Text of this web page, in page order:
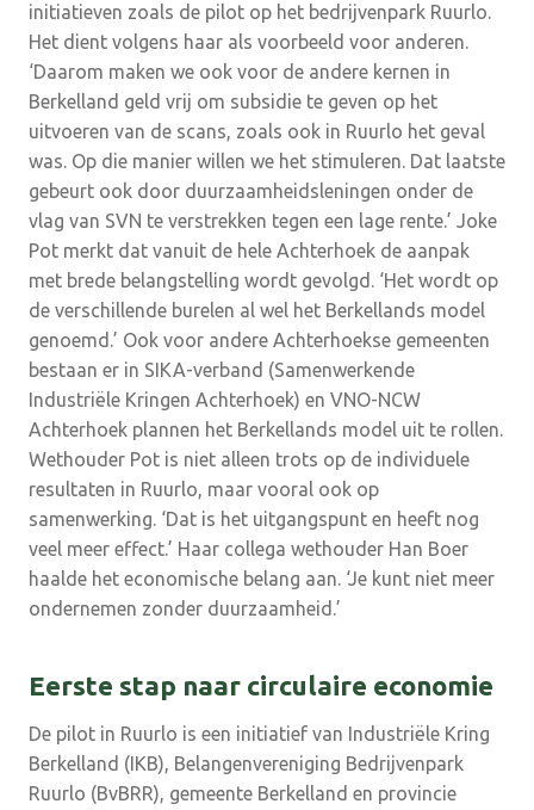
initiatieven zoals de pilot op het bedrijvenpark Ruurlo.
Het dient volgens haar als voorbeeld voor anderen.
‘Daarom maken we ook voor de andere kernen in
Berkelland geld vrij om subsidie te geven op het
uitvoeren van de scans, zoals ook in Ruurlo het geval
was. Op die manier willen we het stimuleren. Dat laatste
gebeurt ook door duurzaamheidsleningen onder de
vlag van SVN te verstrekken tegen een lage rente.’ Joke
Pot merkt dat vanuit de hele Achterhoek de aanpak
met brede belangstelling wordt gevolgd. ‘Het wordt op
de verschillende burelen al wel het Berkellands model
genoemd.’ Ook voor andere Achterhoekse gemeenten
bestaan er in SIKA-verband (Samenwerkende
Industriële Kringen Achterhoek) en VNO-NCW
Achterhoek plannen het Berkellands model uit te rollen.
Wethouder Pot is niet alleen trots op de individuele
resultaten in Ruurlo, maar vooral ook op
samenwerking. ‘Dat is het uitgangspunt en heeft nog
veel meer effect.’ Haar collega wethouder Han Boer
haalde het economische belang aan. ‘Je kunt niet meer
ondernemen zonder duurzaamheid.’
Eerste stap naar circulaire economie
De pilot in Ruurlo is een initiatief van Industriële Kring
Berkelland (IKB), Belangenvereniging Bedrijvenpark
Ruurlo (BvBRR), gemeente Berkelland en provincie